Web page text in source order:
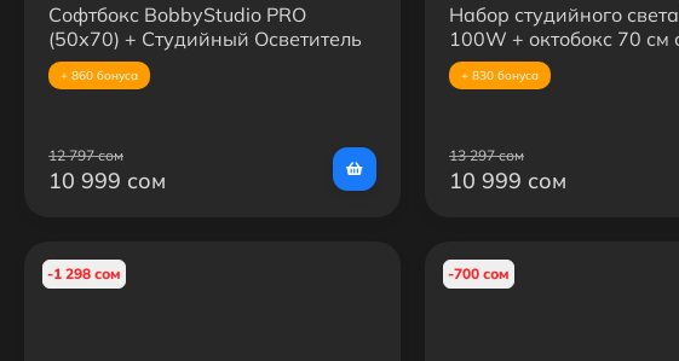
Софтбокс BobbyStudio PRO
(50х70) + Студийный Осветитель
MW400S + Усиленная Стойка
+ 860 бонуса
12 797 сом
10 999 сом
Набор студийного
100W + октобокс 70 см
усиленная стойка
+ 830 бонуса
13 297 сом
10 999 сом
-1 298 сом -700 сом